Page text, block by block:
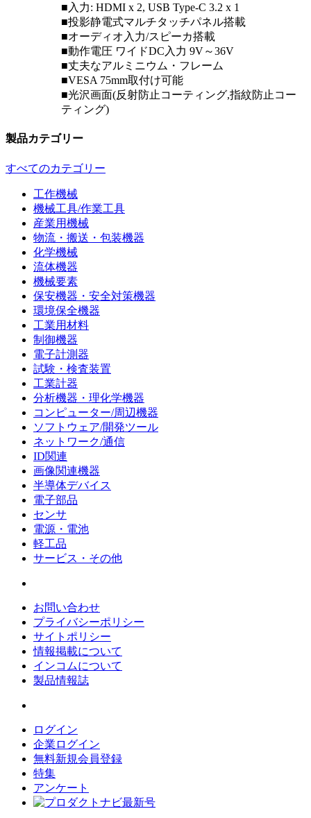
■入力: HDMI x 2, USB Type-C 3.2 x 1
■投影静電式マルチタッチパネル搭載
■オーディオ入力/スピーカ搭載
■動作電圧 ワイドDC入力 9V～36V
■丈夫なアルミニウム・フレーム
■VESA 75mm取付け可能
■光沢画面(反射防止コーティング,指紋防止コー
ティング)
製品カテゴリー
すべてのカテゴリー
工作機械
機械工具/作業工具
産業用機械
物流・搬送・包装機器
化学機械
流体機器
機械要素
保安機器・安全対策機器
環境保全機器
工業用材料
制御機器
電子計測器
試験・検査装置
工業計器
分析機器・理化学機器
コンピューター/周辺機器
ソフトウェア/開発ツール
ネットワーク/通信
ID関連
画像関連機器
半導体デバイス
電子部品
センサ
電源・電池
軽工品
サービス・その他
お問い合わせ
プライバシーポリシー
サイトポリシー
情報掲載について
インコムについて
製品情報誌
ログイン
企業ログイン
無料新規会員登録
特集
アンケート